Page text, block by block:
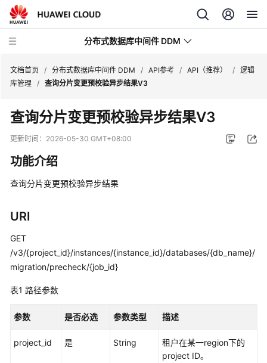
分布式数据库中间件 DDM
最
新
动
务
告
产
品
介
费
明
文档首页 / 分布式数据库中间件 DDM / API参考 / API（推荐） / 逻辑
库管理 / 查询分片变更预校验异步结果V3
查询分片变更预校验异步结果V3
更新时间： 2026-05-30 GMT+08:00
功能介绍
查询分片变更预校验异步结果
URI
GET
/v3/{project_id}/instances/{instance_id}/databases/{db_name}/
migration/precheck/{job_id}
表1 路径参数
参数 是否必选 参数类型 描述
project_id 是 String
租户在某一region下的
project ID。